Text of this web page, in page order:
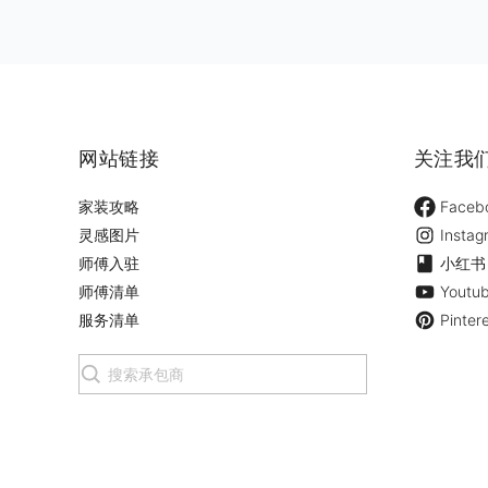
网站链接
家装攻略
灵感图片
师傅入驻
师傅清单
服务清单
关注我
小红书